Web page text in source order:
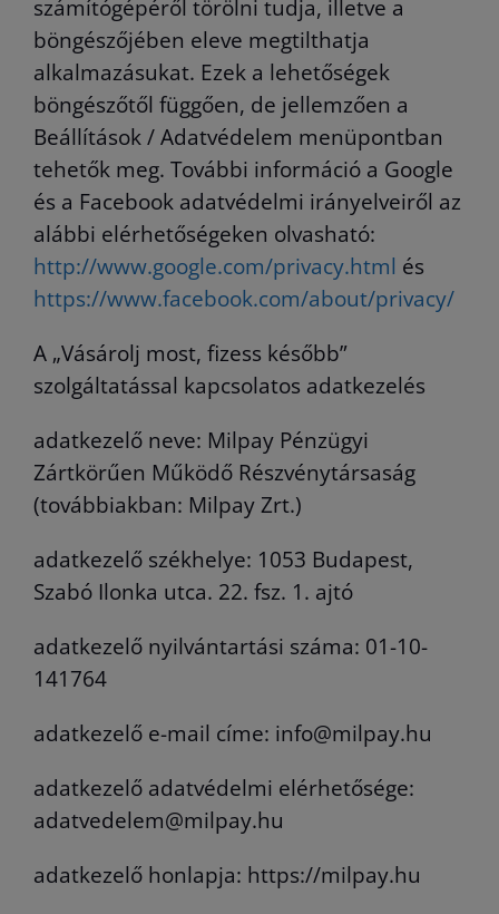
számítógépéről törölni tudja, illetve a
böngészőjében eleve megtilthatja
alkalmazásukat. Ezek a lehetőségek
böngészőtől függően, de jellemzően a
Beállítások / Adatvédelem menüpontban
tehetők meg. További információ a Google
és a Facebook adatvédelmi irányelveiről az
alábbi elérhetőségeken olvasható:
http://www.google.com/privacy.html és
https://www.facebook.com/about/privacy/
A „Vásárolj most, fizess később”
szolgáltatással kapcsolatos adatkezelés
adatkezelő neve: Milpay Pénzügyi
Zártkörűen Működő Részvénytársaság
(továbbiakban: Milpay Zrt.)
adatkezelő székhelye: 1053 Budapest,
Szabó Ilonka utca. 22. fsz. 1. ajtó
adatkezelő nyilvántartási száma: 01-10-
141764
adatkezelő e-mail címe: info@milpay.hu
adatkezelő adatvédelmi elérhetősége:
adatvedelem@milpay.hu
adatkezelő honlapja: https://milpay.hu